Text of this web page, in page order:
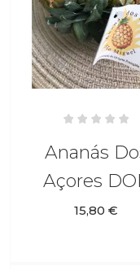
Ananás
Açores
15,80 €